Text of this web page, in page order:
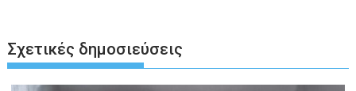
Σχετικές δημοσιεύσεις